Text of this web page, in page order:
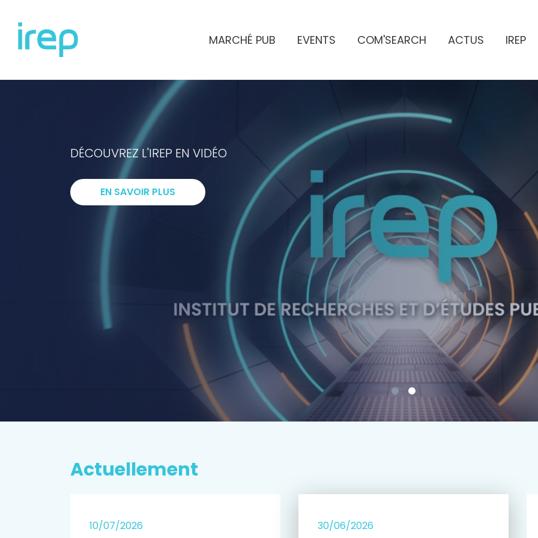
MARCHÉ PUB EVENTS COM'SEARCH ACTUS IREP
INSTITUT DE RECHERCHES ET D'ETUDES PUBLICITAIRES
Intelligence
echerche
xpertise
rospective
DÉCOUVREZ L'IREP EN VIDÉO
EN SAVOIR PLUS
Actuellement
10/07/2026
30/06/2026